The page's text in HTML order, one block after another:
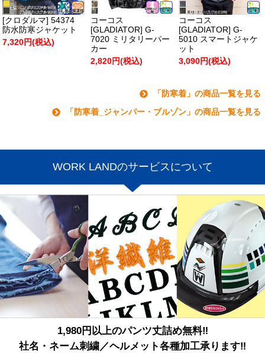
[クロダルマ] 54374
防水防寒ジャケット
7,320円(税込)
コーコス
[GLADIATOR] G-
7020 ミリタリーパー
カー
2,820円(税込)
コーコス
[GLADIATOR] G-
5010 スマートジャケ
ット
3,090円(税込)
「防寒着」の商品一覧を見る
「防寒着_ジャンパー・ブルゾン」の商品一覧を見る
WORK LANDのサービスについて
1,980円以上のパンツ丈詰め無料‼
社名・ネーム刺繍／ヘルメット各種加工承ります‼